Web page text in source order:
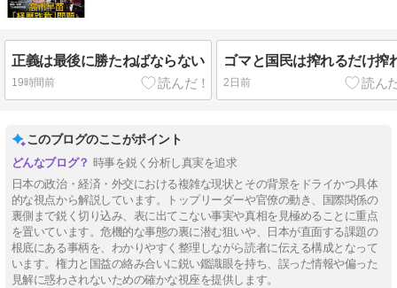
正義は最後に勝たねばならない
19時間前
ゴマと国民は搾れるだけ搾
2日前
このブログのここがポイント
時事を鋭く分析し真実を追求
日本の政治・経済・外交における複雑な現状とその背景をドライかつ具体
的な視点から解説しています。トップリーダーや官僚の動き、国際関係の
裏側まで鋭く切り込み、表に出てこない事実や真相を見極めることに重点
を置いています。危機的な事態の裏に潜む狙いや、日本が直面する課題の
根底にある事柄を、わかりやすく整理しながら読者に伝える構成となって
います。権力と国益の絡み合いに鋭い鑑識眼を持ち、誤った情報や偏った
見解に惑わされないための確かな視座を提供します。